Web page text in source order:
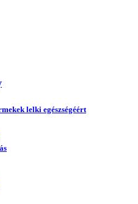
lelki egészségéért